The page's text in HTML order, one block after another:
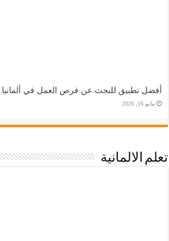
أفضل تطبيق للبحث عن فرص العمل في ألمانيا
مايو 16, 2026
تعلم الالمانية